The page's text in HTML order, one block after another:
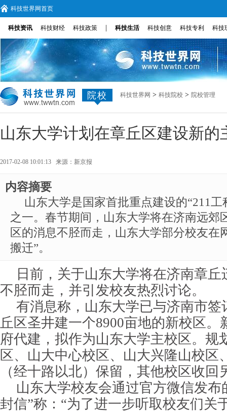
科技世界网首页
科技资讯 科技财经 科技政策 科技生活 科技创意 科技专利 科技
院校 科技世界网 > 科技院校 > 院校管理
山东大学计划在章丘区建设新的
2017-02-08 10:01:13 来源： 新京报
内容摘要
山东大学是国家首批重点建设的“211工
之一。春节期间，山东大学将在济南远郊
区的消息不胫而走，山东大学部分校友在
搬迁”。
日前，关于山东大学将在济南章
不胫而走，并引发校友热烈讨论。
有消息称，山东大学已与济南市签
丘区圣井建一个8900亩地的新校区。
府代建，拟作为山东大学主校区。规
区、山大中心校区、山大兴隆山校区
（经十路以北）保留，其他校区收回
山东大学校友会通过官方微信发布
封信”称：“为了进一步听取校友们关